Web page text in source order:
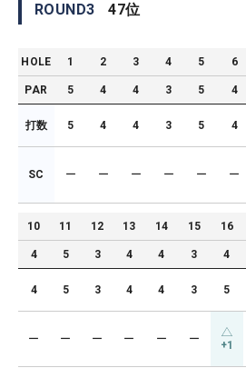
ROUND3 47位
HOLE 1 2 3 4 5 6
PAR 5 4 4 3 5 4
打数 5 4 4 3 5 4
SC ー ー ー ー ー ー
10 11 12 13 14 15 16
4 5 3 4 4 3 4
4 5 3 4 4 3 5
ー ー ー ー ー ー +1